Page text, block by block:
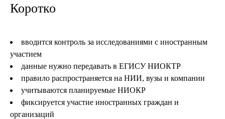
Коротко
вводится контроль за исследованиями с иностранным
участием
данные нужно передавать в ЕГИСУ НИОКТР
правило распространяется на НИИ, вузы и компании
учитываются планируемые НИОКР
фиксируется участие иностранных граждан и
организаций